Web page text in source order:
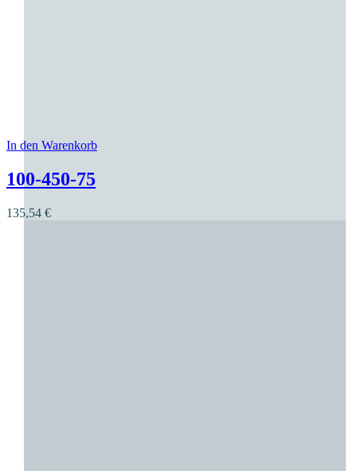
In den Warenkorb
100-450-75
135,54 €